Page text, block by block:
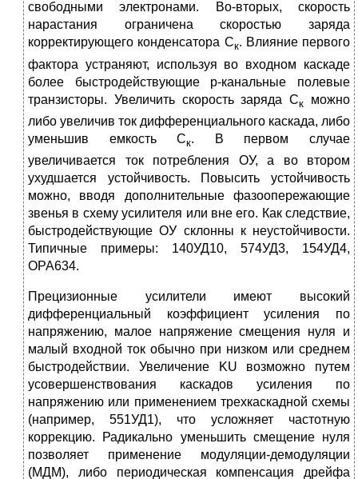
свободными электронами. Во-вторых, скорость
нарастания ограничена скоростью заряда
корректирующего конденсатора Ск. Влияние первого
фактора устраняют, используя во входном каскаде
более быстродействующие р-канальные полевые
транзисторы. Увеличить скорость заряда Ск можно
либо увеличив ток дифференциального каскада, либо
уменьшив емкость Ск. В первом случае
увеличивается ток потребления ОУ, а во втором
ухудшается устойчивость. Повысить устойчивость
можно, вводя дополнительные фазоопережающие
звенья в схему усилителя или вне его. Как следствие,
быстродействующие ОУ склонны к неустойчивости.
Типичные примеры: 140УД10, 574УД3, 154УД4,
ОРА634.
Прецизионные усилители имеют высокий
дифференциальный коэффициент усиления по
напряжению, малое напряжение смещения нуля и
малый входной ток обычно при низком или среднем
быстродействии. Увеличение KU возможно путем
усовершенствования каскадов усиления по
напряжению или применением трехкаскадной схемы
(например, 551УД1), что усложняет частотную
коррекцию. Радикально уменьшить смещение нуля
позволяет применение модуляции-демодуляции
(МДМ), либо периодическая компенсация дрейфа